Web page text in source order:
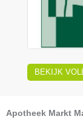
BEKIJK
Apotheek Markt